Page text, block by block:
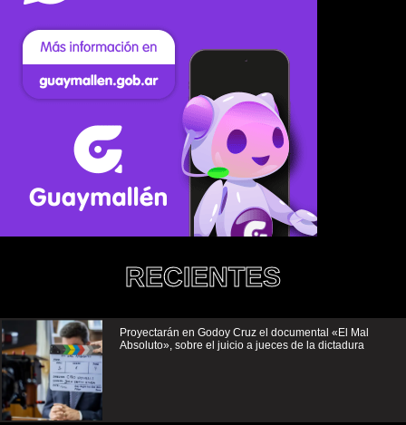
RECIENTES
Proyectarán en Godoy Cruz el documental «El Mal
Absoluto», sobre el juicio a jueces de la dictadura